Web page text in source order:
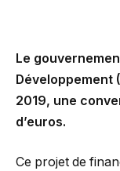
Le
Développement
2019, une
d’euros.
Ce projet de